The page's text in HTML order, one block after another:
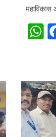
W
s
A
p
p